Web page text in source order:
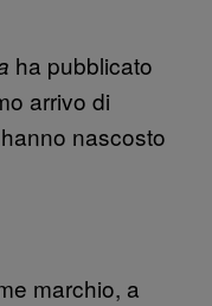
ha pubblicato
arrivo di
nascosto
marchio, a